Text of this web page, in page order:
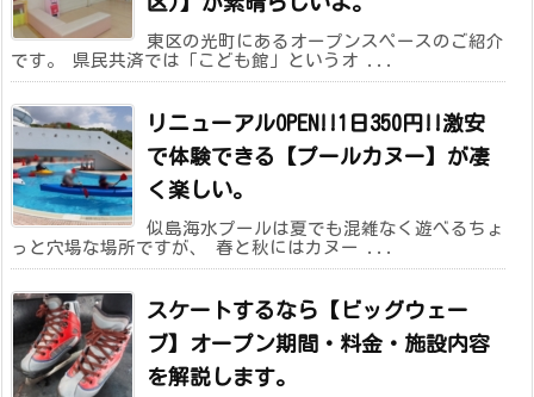
東区の光町にあるオープンスペースのご紹介
です。 県民共済では「こども館」というオ ...
リニューアルOPEN!!1日350円!!激安
で体験できる【プールカヌー】が凄
く楽しい。
似島海水プールは夏でも混雑なく遊べるちょ
っと穴場な場所ですが、 春と秋にはカヌー ...
スケートするなら【ビッグウェー
ブ】オープン期間・料金・施設内容
を解説します。